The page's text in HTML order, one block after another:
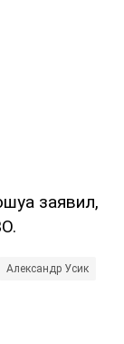
заявил,
Александр Усик